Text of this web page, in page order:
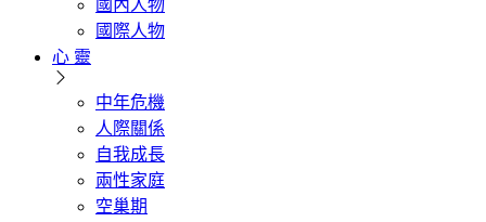
國內人物
國際人物
心 靈
中年危機
人際關係
自我成長
兩性家庭
空巢期